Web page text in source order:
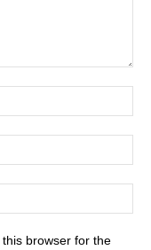
browser for the